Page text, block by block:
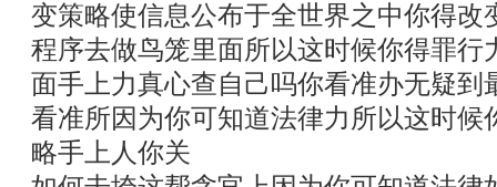
变策略使信息公布于全世界之中你得改
程序去做鸟笼里面所以这时候你得罪行
面手上力真心查自己吗你看准办无疑到
看准所因为你可知道法律力所以这时候
略手上人你关